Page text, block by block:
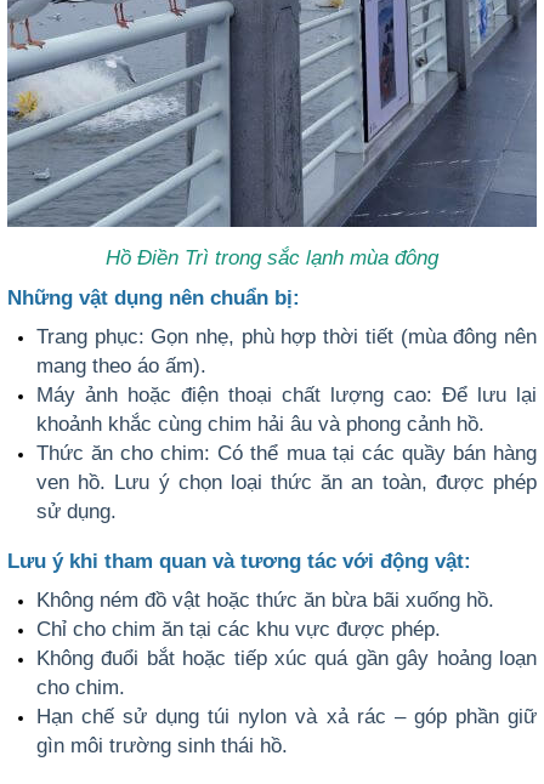
Hồ Điền Trì trong sắc lạnh mùa đông
Những vật dụng nên chuẩn bị:
Trang phục: Gọn nhẹ, phù hợp thời tiết (mùa đông nên
mang theo áo ấm).
Máy ảnh hoặc điện thoại chất lượng cao: Để lưu lại
khoảnh khắc cùng chim hải âu và phong cảnh hồ.
Thức ăn cho chim: Có thể mua tại các quầy bán hàng
ven hồ. Lưu ý chọn loại thức ăn an toàn, được phép
sử dụng.
Lưu ý khi tham quan và tương tác với động vật:
Không ném đồ vật hoặc thức ăn bừa bãi xuống hồ.
Chỉ cho chim ăn tại các khu vực được phép.
Không đuổi bắt hoặc tiếp xúc quá gần gây hoảng loạn
cho chim.
Hạn chế sử dụng túi nylon và xả rác – góp phần giữ
gìn môi trường sinh thái hồ.